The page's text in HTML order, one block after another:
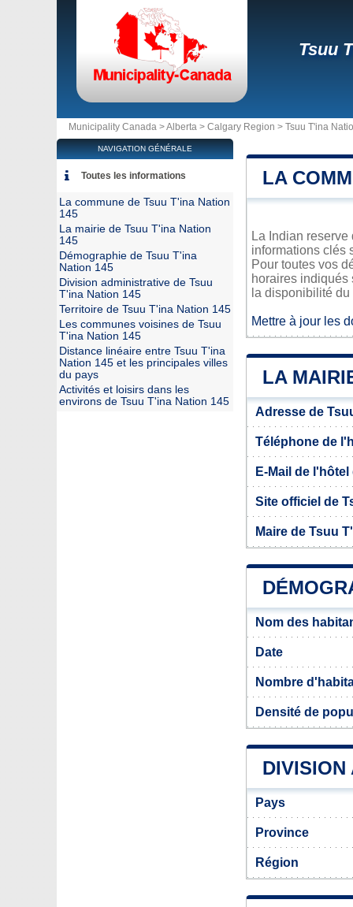
Tsuu
Municipality Canada >Alberta > Calgary Region > Tsuu T'ina
LA
La Indian
informations clés
Pour toutes vos
horaires indiqués
la disponibilité du
Mettre à jour les
LA
Adresse de
Téléphone de
E-Mail de l'hôtel
Site officiel de
Maire de Tsuu
Nom des
Date
Nombre
Densité de
DIVISION
Pays
Province
Région
NAVIGATION GÉNÉRALE
Toutes les informations
La commune de Tsuu T'ina Nation
145
La mairie de Tsuu T'ina Nation
145
Démographie de Tsuu T'ina
Nation 145
Division administrative de Tsuu
T'ina Nation 145
Territoire de Tsuu T'ina Nation 145
Les communes voisines de Tsuu
T'ina Nation 145
Distance linéaire entre Tsuu T'ina
Nation 145 et les principales villes
du pays
Activités et loisirs dans les
environs de Tsuu T'ina Nation 145